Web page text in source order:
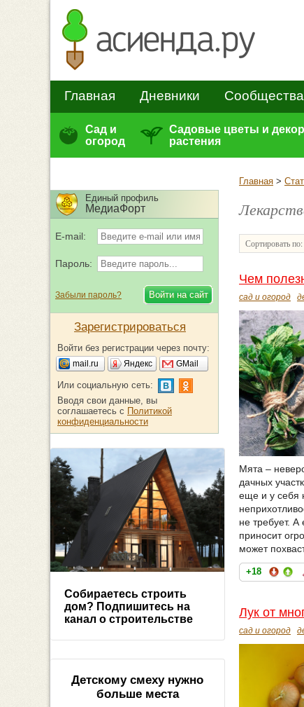
Главная Дневники Сообщества
Сад и
огород
Садовые цветы и
растения
Главная >
Сортировать по:
Чем
сад и огород
Мята –
дачных
еще и у себя
не требует.
приносит
может
+18
Лук от
сад и огород
Единый профиль
МедиаФорт
E-mail:
Пароль:
Забыли пароль?
Зарегистрироваться
Войти без регистрации через почту:
mail.ru Яндекс GMail
Или социальную сеть:
Вводя свои данные, вы
соглашаетесь с Политикой
конфиденциальности
Собираетесь строить
дом? Подпишитесь на
канал о строительстве
Детскому смеху нужно
больше места